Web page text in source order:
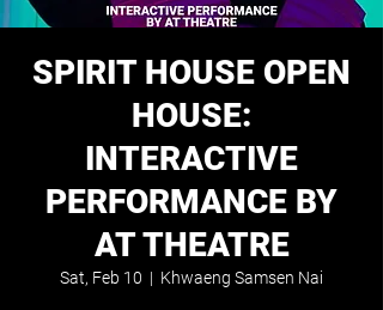
SPIRIT HOUSE OPEN
HOUSE:
INTERACTIVE
PERFORMANCE BY
AT THEATRE
Sat, Feb 10
  |
Khwaeng Samsen Nai